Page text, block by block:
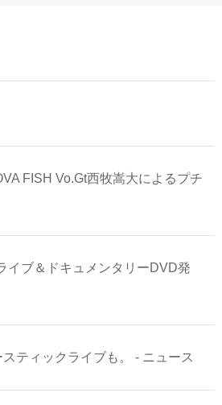
FISH Vo.Gt西牧嵩大によるプチ
イブ＆ドキュメンタリーDVD発
ティックライブも。 - ニュース